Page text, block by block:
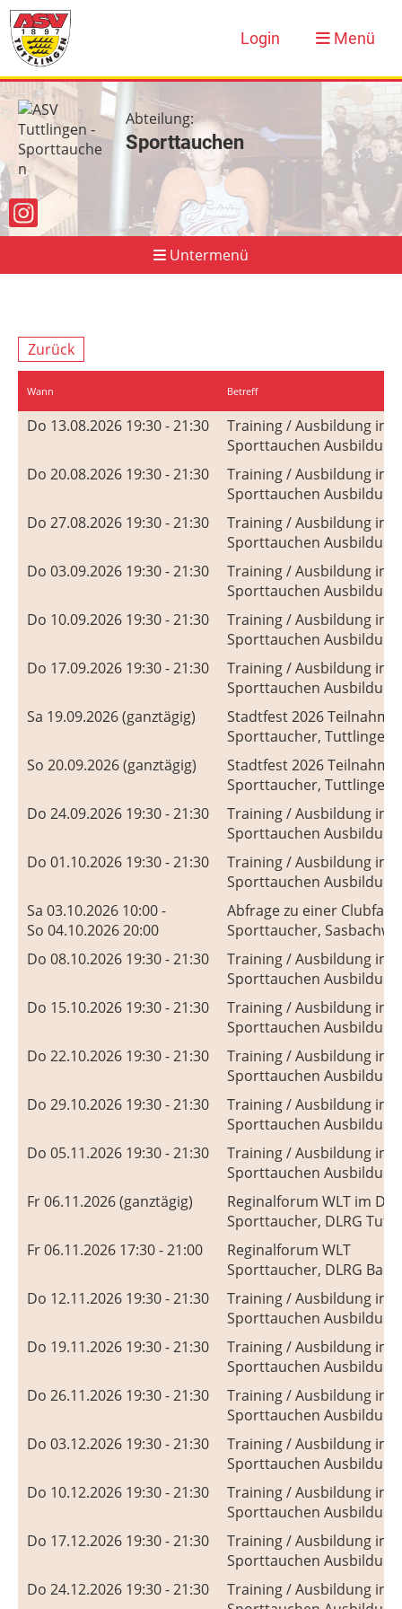
Login Menü
Abteilung:
Sporttauchen
Untermenü
Aktuelles
Abteilungsordnung
Trainingsplan & Termine
Archiv
Otto Bold
Zurück
Wann Betreff
Do 13.08.2026 19:30 - 21:30
Training / Ausbildung im
Sporttauchen Ausbildung
Do 20.08.2026 19:30 - 21:30
Training / Ausbildung im
Sporttauchen Ausbildung
Do 27.08.2026 19:30 - 21:30
Training / Ausbildung im
Sporttauchen Ausbildung
Do 03.09.2026 19:30 - 21:30
Training / Ausbildung im
Sporttauchen Ausbildung
Do 10.09.2026 19:30 - 21:30
Training / Ausbildung im
Sporttauchen Ausbildung
Do 17.09.2026 19:30 - 21:30
Training / Ausbildung im
Sporttauchen Ausbildung
Sa 19.09.2026 (ganztägig)
Stadtfest 2026
Sporttaucher, Tuttlingen
So 20.09.2026 (ganztägig)
Stadtfest 2026
Sporttaucher, Tuttlingen
Do 24.09.2026 19:30 - 21:30
Training / Ausbildung im
Sporttauchen Ausbildung
Do 01.10.2026 19:30 - 21:30
Training / Ausbildung im
Sporttauchen Ausbildung
Sa 03.10.2026 10:00 -
So 04.10.2026 20:00
Abfrage zu einer
Sporttaucher,
Do 08.10.2026 19:30 - 21:30
Training / Ausbildung im
Sporttauchen Ausbildung
Do 15.10.2026 19:30 - 21:30
Training / Ausbildung im
Sporttauchen Ausbildung
Do 22.10.2026 19:30 - 21:30
Training / Ausbildung im
Sporttauchen Ausbildung
Do 29.10.2026 19:30 - 21:30
Training / Ausbildung im
Sporttauchen Ausbildung
Do 05.11.2026 19:30 - 21:30
Training / Ausbildung im
Sporttauchen Ausbildung
Fr 06.11.2026 (ganztägig)
Reginalforum WLT im
Sporttaucher, DLRG
Fr 06.11.2026 17:30 - 21:00
Reginalforum WLT
Sporttaucher, DLRG
Do 12.11.2026 19:30 - 21:30
Training / Ausbildung im
Sporttauchen Ausbildung
Do 19.11.2026 19:30 - 21:30
Training / Ausbildung im
Sporttauchen Ausbildung
Do 26.11.2026 19:30 - 21:30
Training / Ausbildung im
Sporttauchen Ausbildung
Do 03.12.2026 19:30 - 21:30
Training / Ausbildung im
Sporttauchen Ausbildung
Do 10.12.2026 19:30 - 21:30
Training / Ausbildung im
Sporttauchen Ausbildung
Do 17.12.2026 19:30 - 21:30
Training / Ausbildung im
Sporttauchen Ausbildung
Do 24.12.2026 19:30 - 21:30
Training / Ausbildung im